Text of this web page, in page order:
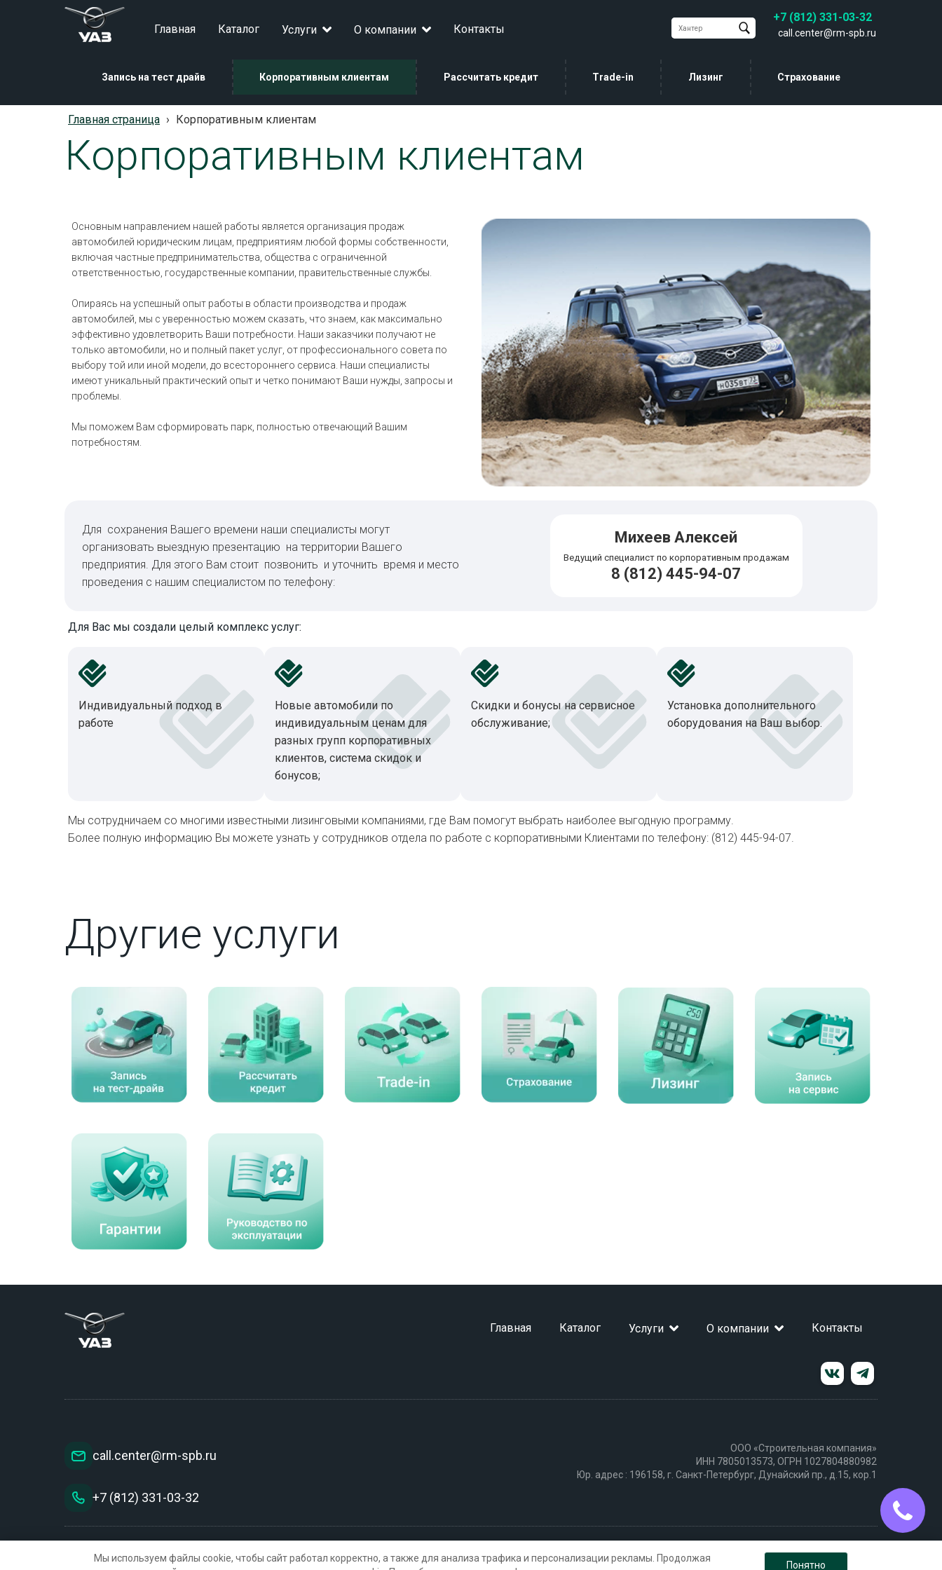
Главная Каталог Услуги О компании Контакты
+7 (812) 331-03-32
call.center@rm-spb.ru
Запись на тест драйв Корпоративным клиентам Рассчитать кредит Trade-in Лизинг Страхование
Главная страница › Корпоративным клиентам
Корпоративным клиентам
Основным направлением нашей работы является организация продаж
автомобилей юридическим лицам, предприятиям любой формы собственности,
включая частные предпринимательства, общества с ограниченной
ответственностью, государственные компании, правительственные службы.
Опираясь на успешный опыт работы в области производства и продаж
автомобилей, мы с уверенностью можем сказать, что знаем, как максимально
эффективно удовлетворить Ваши потребности. Наши заказчики получают не
только автомобили, но и полный пакет услуг, от профессионального совета по
выбору той или иной модели, до всестороннего сервиса. Наши специалисты
имеют уникальный практический опыт и четко понимают Ваши нужды, запросы и
проблемы.
Мы поможем Вам сформировать парк, полностью отвечающий Вашим
потребностям.
Для сохранения Вашего времени наши специалисты могут
организовать выездную презентацию на территории Вашего
предприятия. Для этого Вам стоит позвонить и уточнить время и место
проведения с нашим специалистом по телефону:
Михеев Алексей
Ведущий специалист по корпоративным продажам
8 (812) 445-94-07
Для Вас мы создали целый комплекс услуг:
Индивидуальный подход в
работе
Новые автомобили по
индивидуальным ценам для
разных групп корпоративных
клиентов, система скидок и
бонусов;
Скидки и бонусы на сервисное
обслуживание;
Установка дополнительного
оборудования на Ваш выбор.
Мы сотрудничаем со многими известными лизинговыми компаниями, где Вам помогут выбрать наиболее выгодную программу.
Более полную информацию Вы можете узнать у сотрудников отдела по работе с корпоративными Клиентами по телефону: (812) 445-94-07.
Другие услуги
Главная Каталог Услуги О компании Контакты
call.center@rm-spb.ru
+7 (812) 331-03-32
ООО «Строительная компания»
ИНН 7805013573, ОГРН 1027804880982
Юр. адрес : 196158, г. Санкт-Петербург, Дунайский пр., д.15, кор.1
Политика конфиденциальности Согласие на обработку персональных данных
Мы используем файлы cookie, чтобы сайт работал корректно, а также для анализа трафика и персонализации рекламы. Продолжая
Понятно